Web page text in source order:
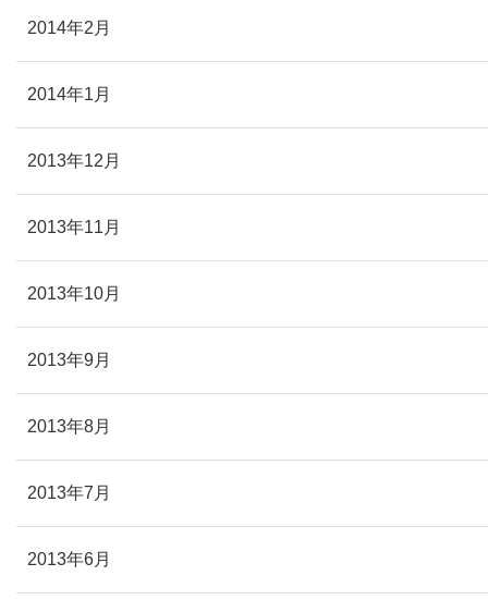
2014年2月
2014年1月
2013年12月
2013年11月
2013年10月
2013年9月
2013年8月
2013年7月
2013年6月